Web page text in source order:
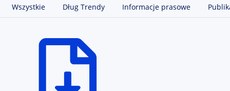
KONTAKT
Wszystkie Dług Trendy Informacje prasowe